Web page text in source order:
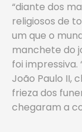
“diante dos
religiosos de
um que o
manchete do
foi
João Paulo II,
frieza dos
chegaram a